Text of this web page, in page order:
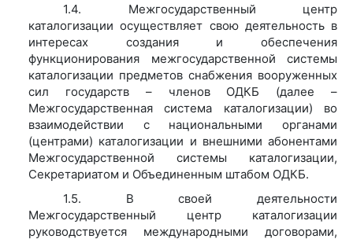
1.4. Межгосударственный центр
каталогизации осуществляет свою деятельность в
интересах создания и обеспечения
функционирования межгосударственной системы
каталогизации предметов снабжения вооруженных
сил государств – членов ОДКБ (далее –
Межгосударственная система каталогизации) во
взаимодействии с национальными органами
(центрами) каталогизации и внешними абонентами
Межгосударственной системы каталогизации,
Секретариатом и Объединенным штабом ОДКБ.
1.5. В своей деятельности
Межгосударственный центр каталогизации
руководствуется международными договорами,